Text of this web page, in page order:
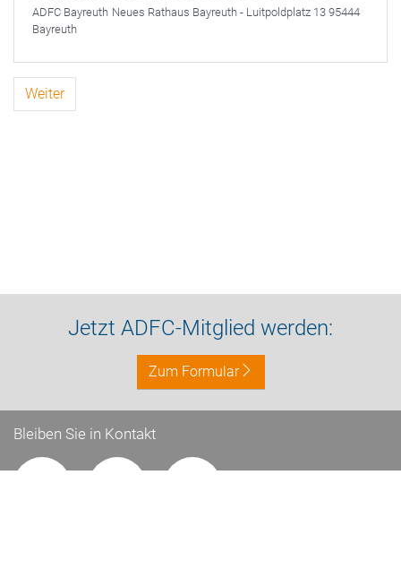
ADFC Bayreuth Neues Rathaus Bayreuth - Luitpoldplatz 13 95444
Bayreuth
Weiter
Jetzt ADFC-Mitglied werden:
Zum Formular
Bleiben Sie in Kontakt